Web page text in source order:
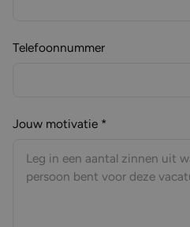
Telefoonnummer
Jouw motivatie *